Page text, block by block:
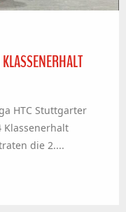
HTC Stuttgarter
Klassenerhalt
die 2....